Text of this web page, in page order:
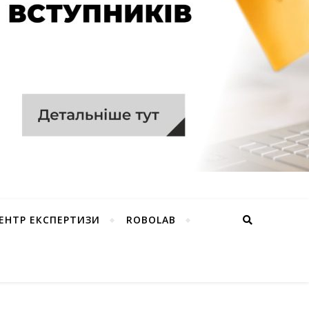
ЕКСПЕРТИЗИ ROBOLAB